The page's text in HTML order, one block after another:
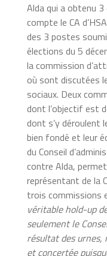
Alda qui a obtenu
compte le CA
des 3 postes
élections du 5
la commission
où sont discutées
sociaux. Deux
dont l’objectif est
dont s’y déroulent
bien fondé et leur
du Conseil
contre Alda,
représentant de la
trois commissions
véritable hold-up
seulement le
résultat des urnes,
et concertée